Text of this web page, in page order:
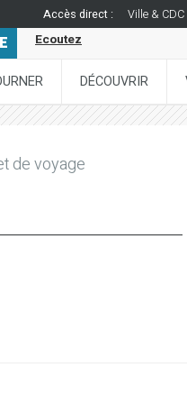
Accès direct : Ville & CDC
Ecoutez
DÉCOUVRIR
de voyage